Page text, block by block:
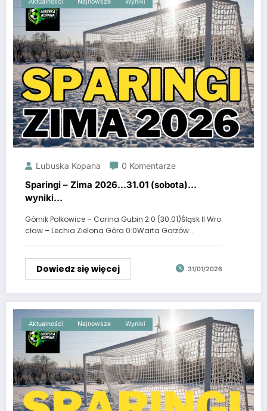
Lubuska Kopana 0 Komentarze
Sparingi – Zima 2026…31.01 (sobota)…
wyniki…
Górnik Polkowice – Carina Gubin 2:0 (30.01)Śląsk II Wro
cław – Lechia Zielona Góra 0:0Warta Gorzów…
Dowiedz się więcej 31/01/2026
Aktualności Najnowsze Wyniki